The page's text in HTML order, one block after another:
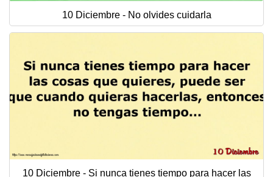
10 Diciembre - No olvides cuidarla
10 Diciembre - Si nunca tienes tiempo para hacer las